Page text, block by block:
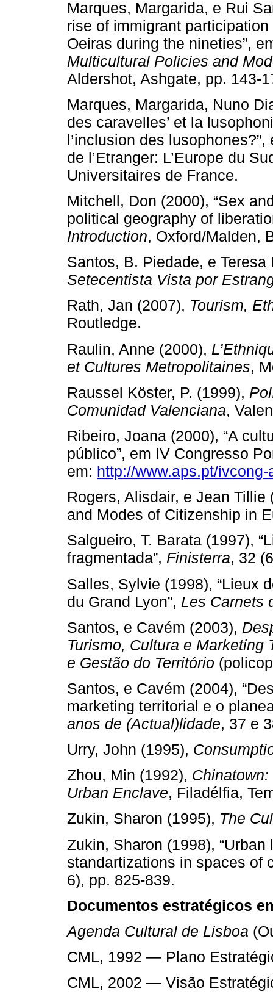
Marques, Margarida, e Rui
rise of immigrant
Oeiras during the nineties”,
Multicultural Policies and
Aldershot, Ashgate, pp. 143-
Marques, Margarida, Nuno
des caravelles’ et la
l’inclusion des
de l’Etranger: L’Europe du
Universitaires de France.
Mitchell, Don (2000), “Sex
political geography of
Introduction, Oxford/Malden,
Santos, B. Piedade, e
Setecentista Vista por
Rath, Jan (2007), Tourism,
Routledge.
Raulin, Anne (2000),
et Cultures Metropolitaines,
Raussel Köster, P. (1999),
Comunidad Valenciana,
Ribeiro, Joana (2000), “A
público”, em IV Congresso
em: http://www.aps.pt/
Rogers, Alisdair, e Jean
and Modes of Citizenship in
Salgueiro, T. Barata (1997),
fragmentada”, Finisterra, 32
Salles, Sylvie (1998), “Lieux
du Grand Lyon”, Les Carnets
Santos, e Cavém (2003),
Turismo, Cultura e Marketing
e Gestão do Território
Santos, e Cavém (2004),
marketing territorial e o
anos de (Actual)lidade, 37 e
Urry, John (1995),
Zhou, Min (1992),
Urban Enclave, Filadélfia,
Zukin, Sharon (1995), The
Zukin, Sharon (1998),
standartizations in spaces of
6), pp. 825-839.
Documentos estratégicos
Agenda Cultural de Lisboa
CML, 1992 — Plano
CML, 2002 — Visão